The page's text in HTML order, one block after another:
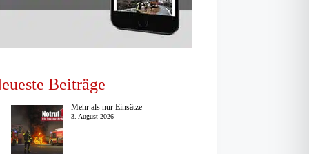
Beiträge
Mehr als nur Einsätze
3. August 2026